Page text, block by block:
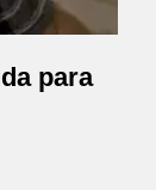
para